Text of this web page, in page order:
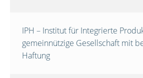
IPH – Institut für Integrierte
gemeinnützige Gesellschaft mit
Haftung